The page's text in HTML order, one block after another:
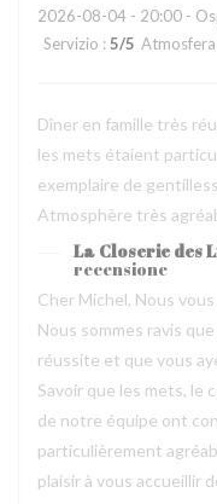
2026-08-04 - 20:00 -
Servizio : 5/5 Atmosfera
Dîner en famille très
les mets étaient
exemplaire de
Atmosphère très
La Closerie des
recensione
Cher Michel, Nous
Nous sommes ravis
réussite et que vous
Savoir que les mets, le
de notre équipe ont
particulièrement
plaisir à vous accueillir